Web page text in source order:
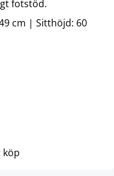
fotstöd.
cm | Sitthöjd: 60
köp